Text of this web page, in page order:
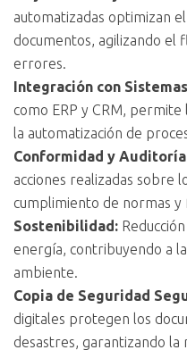
automatizadas optimizan
documentos, agilizando el
errores.
Integración con
como ERP y CRM,
la automatización de
Conformidad y
acciones realizadas sobre
cumplimiento de normas y
Sostenibilidad:
energía, contribuyendo a
ambiente.
Copia de Seguridad
digitales protegen los
desastres, garantizando la